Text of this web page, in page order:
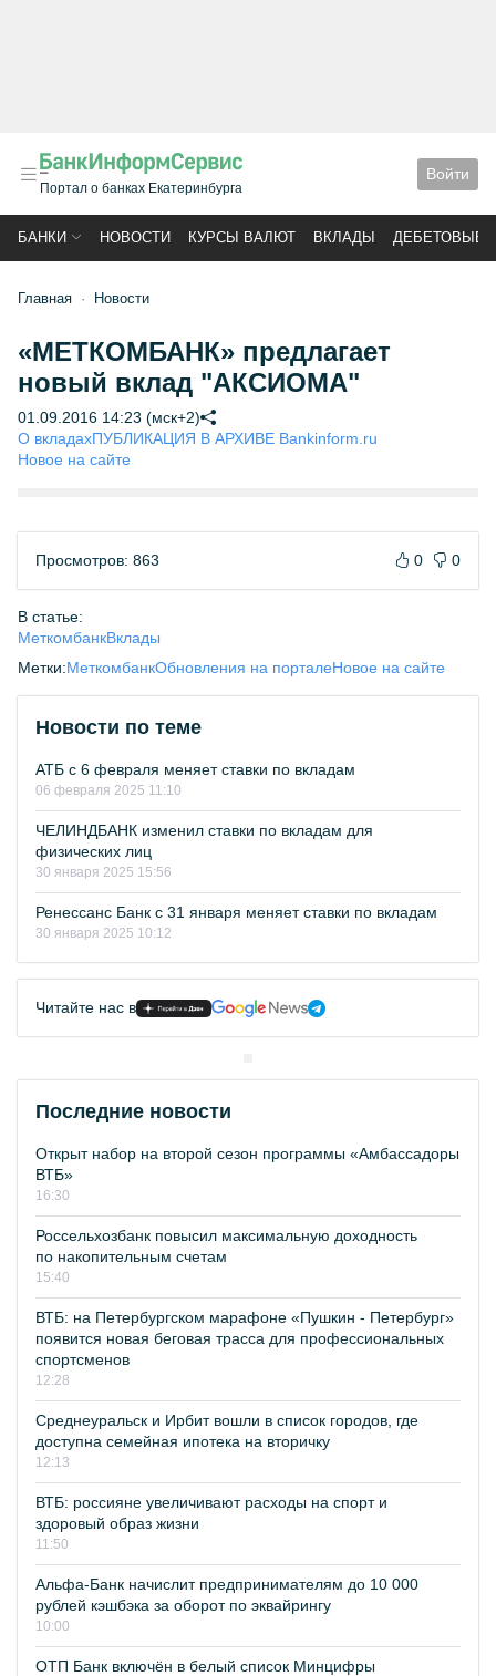
Портал о банках Екатеринбурга
Войти
БАНКИ НОВОСТИ КУРСЫ ВАЛЮТ ВКЛАДЫ ДЕБЕТОВЫЕ
Главная Новости
«МЕТКОМБАНК» предлагает
новый вклад "АКСИОМА"
01.09.2016 14:23 (мск+2)
О вкладахПУБЛИКАЦИЯ В АРХИВЕ Bankinform.ru
Новое на сайте
Просмотров: 863 0 0
В статье:
МеткомбанкВклады
Метки:МеткомбанкОбновления на порталеНовое на сайте
Новости по теме
АТБ с 6 февраля меняет ставки по вкладам
06 февраля 2025 11:10
ЧЕЛИНДБАНК изменил ставки по вкладам для
физических лиц
30 января 2025 15:56
Ренессанс Банк с 31 января меняет ставки по вкладам
30 января 2025 10:12
Читайте нас в
Последние новости
Открыт набор на второй сезон программы «Амбассадоры
ВТБ»
16:30
Россельхозбанк повысил максимальную доходность
по накопительным счетам
15:40
ВТБ: на Петербургском марафоне «Пушкин - Петербург»
появится новая беговая трасса для профессиональных
спортсменов
12:28
Среднеуральск и Ирбит вошли в список городов, где
доступна семейная ипотека на вторичку
12:13
ВТБ: россияне увеличивают расходы на спорт и
здоровый образ жизни
11:50
Альфа-Банк начислит предпринимателям до 10 000
рублей кэшбэка за оборот по эквайрингу
10:00
ОТП Банк включён в белый список Минцифры